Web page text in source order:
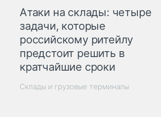
Атаки на склады: четыре
задачи, которые
российскому ритейлу
предстоит решить в
кратчайшие сроки
Склады и грузовые терминалы